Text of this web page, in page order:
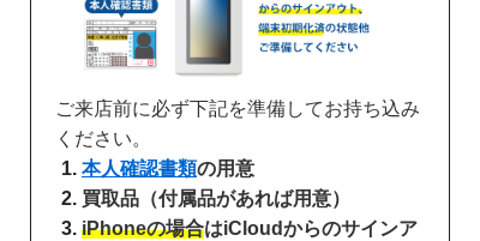
ご来店前に必ず下記を準備してお持ち込み
ください。
本人確認書類の用意
買取品（付属品があれば用意）
iPhoneの場合はiCloudからのサインア